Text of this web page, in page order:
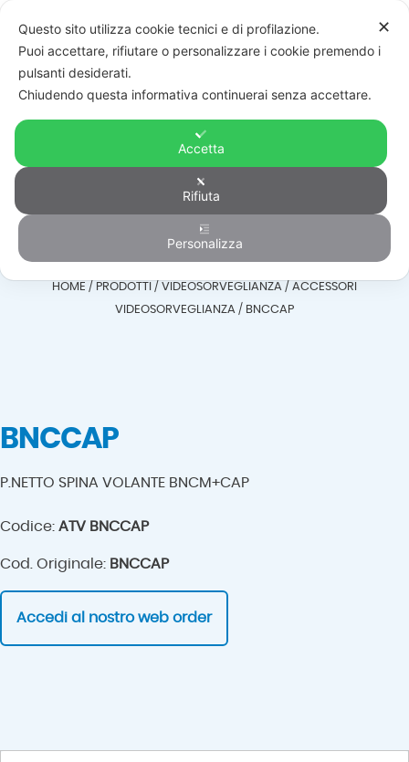
Accessori
Videosorveglianza
HOME / PRODOTTI / VIDEOSORVEGLIANZA / ACCESSORI
VIDEOSORVEGLIANZA / BNCCAP
BNCCAP
P.NETTO SPINA VOLANTE BNCM+CAP
Codice: ATV BNCCAP
Cod. Originale: BNCCAP
Accedi al nostro web order
✕
Questo sito utilizza cookie tecnici e di profilazione.
Puoi accettare, rifiutare o personalizzare i cookie premendo i
pulsanti desiderati.
Chiudendo questa informativa continuerai senza accettare.
Accetta
Rifiuta
Personalizza